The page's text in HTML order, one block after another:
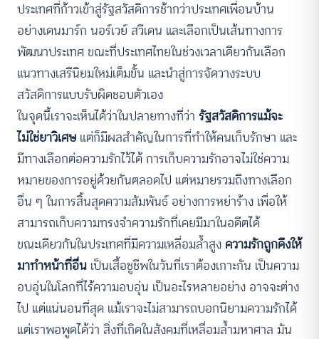
ประเทศที่ก้าวเข้าสู่รัฐสวัสดิการช้ากว่าประเทศเพื่อนบ้าน
อย่างเดนมาร์ก นอร์เวย์ สวีเดน และเลือกเป็นเส้นทางการ
พัฒนาประเทศ ขณะที่ประเทศไทยในช่วงเวลาเดียวกันเลือก
แนวทางเสรีนิยมใหม่เต็มขั้น และนำสู่การจัดวางระบบ
สวัสดิการแบบรับผิดชอบตัวเอง
ในจุดนี้เราจะเห็นได้ว่าในปลายทางที่ว่า รัฐสวัสดิการแม้จะ
ไม่ใช่ยาวิเศษ แต่ก็มีผลสำคัญในการที่ทำให้คนเก็บรักษา และ
มีทางเลือกต่อความรักไว้ได้ การเก็บความรักอาจไม่ใช่ความ
หมายของการอยู่ด้วยกันตลอดไป แต่หมายรวมถึงทางเลือก
อื่น ๆ ในการสิ้นสุดความสัมพันธ์ อย่างการหย่าร้าง เพื่อให้
สามารถเก็บความทรงจำความรักที่เคยมีมาในอดีตได้
ขณะเดียวกันในประเทศที่มีความเหลื่อมล้ำสูง ความรักถูกดึงให้
มาทำหน้าที่อื่น เป็นเสื้อชูชีพในวันที่เราต้องเกาะกัน เป็นความ
อบอุ่นในโลกที่ไร้ความอบอุ่น เป็นอะไรหลายอย่าง อาจจะต่าง
ไป แต่แน่นอนที่สุด แม้เราจะไม่สามารถบอกนิยามความรักได้
แต่เราพอพูดได้ว่า สิ่งที่เกิดในสังคมที่เหลื่อมล้ำมหาศาล มัน